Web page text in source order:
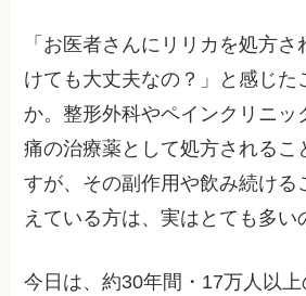
「お医者さんにリリカを処方
けても大丈夫なの？」と感じた
か。整形外科やペインクリニッ
痛の治療薬として処方されるこ
すが、その副作用や飲み続ける
えている方は、実はとても多い
今日は、約30年間・17万人以